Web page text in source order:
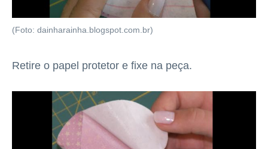
(Foto: dainharainha.blogspot.com.br)
Retire o papel protetor e fixe na peça.